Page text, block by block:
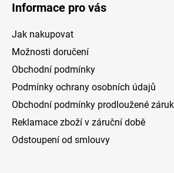
Informace pro vás
Jak nakupovat
Možnosti doručení
Obchodní podmínky
Podmínky ochrany osobních údajů
Obchodní podmínky prodloužené
Reklamace zboží v záruční době
Odstoupení od smlouvy